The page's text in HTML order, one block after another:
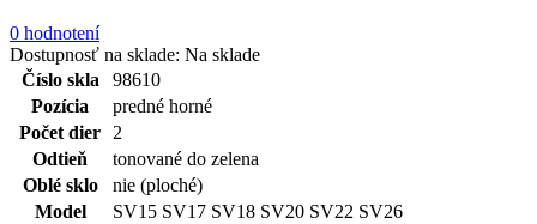
0 hodnotení
Dostupnosť na sklade: Na sklade
Číslo skla
98610
Pozícia
predné horné
Počet dier
2
Odtieň
tonované do zelena
Oblé sklo
nie (ploché)
Model
SV15 SV17 SV18 SV20 SV22 SV26